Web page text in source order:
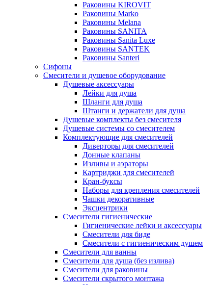
Раковины KIROVIT
Раковины Marko
Раковины Melana
Раковины SANITA
Раковины Sanita Luxe
Раковины SANTEK
Раковины Santeri
Сифоны
Смесители и душевое оборудование
Душевые аксессуары
Лейки для душа
Шланги для душа
Штанги и держатели для душа
Душевые комплекты без смесителя
Душевые системы со смесителем
Комплектующие для смесителей
Диверторы для смесителей
Донные клапаны
Изливы и аэраторы
Картриджи для смесителей
Кран-буксы
Наборы для крепления смесителей
Чашки декоративные
Эксцентрики
Смесители гигиенические
Гигиенические лейки и аксессуары
Смесители для биде
Смесители с гигиеническим душем
Смесители для ванны
Смесители для душа (без излива)
Смесители для раковины
Смесители скрытого монтажа